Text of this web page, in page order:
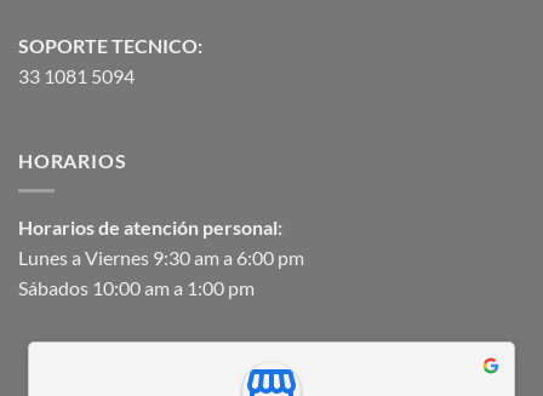
SOPORTE TECNICO:
33 1081 5094
HORARIOS
Horarios de atención personal:
Lunes a Viernes 9:30 am a 6:00 pm
Sábados 10:00 am a 1:00 pm